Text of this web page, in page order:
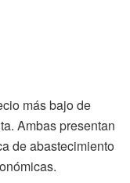
más bajo de
Ambas presentan
de abastecimiento